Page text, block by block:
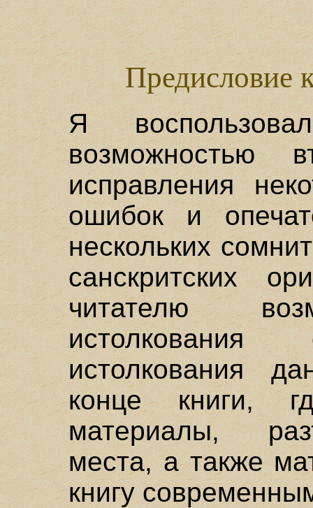
Предисловие
Я
возможностью
исправления
ошибок и
нескольких
санскритских
читателю
истолкования
конце книги,
материалы,
места, а также
книгу